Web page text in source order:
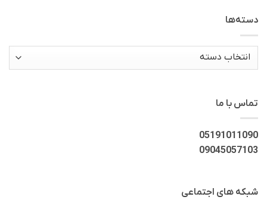
دسته‌ها
دسته‌ها
تماس با ما
05191011090
09045057103
شبکه های اجتماعی